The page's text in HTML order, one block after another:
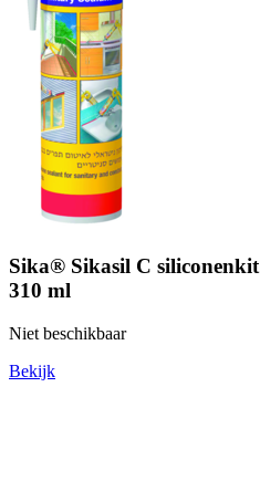
Sika® Sikasil C
310 ml
Niet beschikbaar
Bekijk